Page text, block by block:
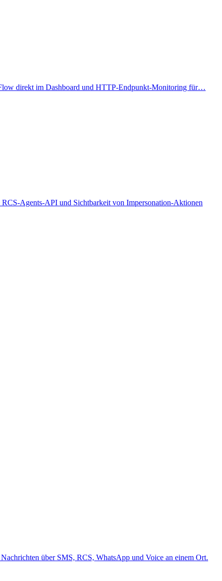
Flow direkt im Dashboard und HTTP-Endpunkt-Monitoring für…
Agents-API und Sichtbarkeit von Impersonation-Aktionen
über SMS, RCS, WhatsApp und Voice an einem Ort.